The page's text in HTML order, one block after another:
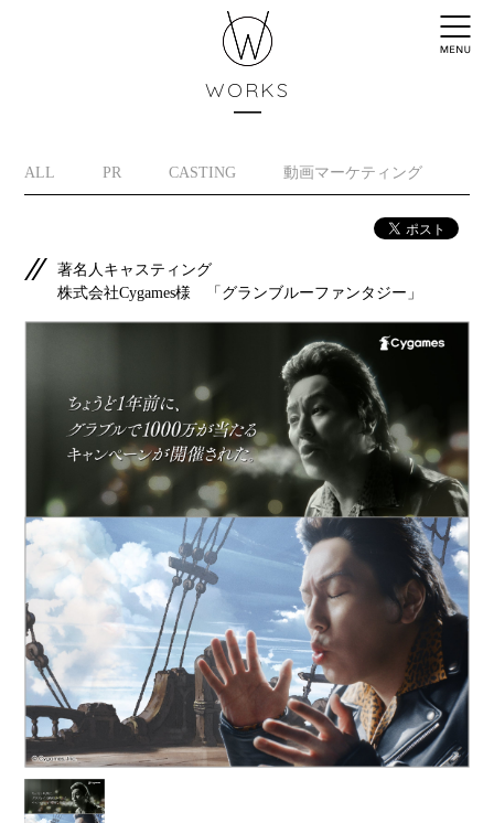
WORKS
ALL PR CASTING 動画マーケティング
著名人キャスティング
株式会社Cygames様 「グランブルーファンタジー」